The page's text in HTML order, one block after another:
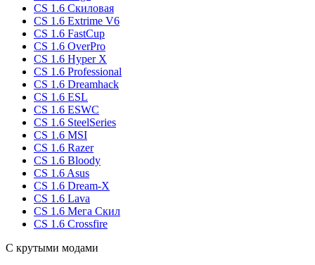
CS 1.6 Скиловая
CS 1.6 Extrime V6
CS 1.6 FastCup
CS 1.6 OverPro
CS 1.6 Hyper X
CS 1.6 Professional
CS 1.6 Dreamhack
CS 1.6 ESL
CS 1.6 ESWC
CS 1.6 SteelSeries
CS 1.6 MSI
CS 1.6 Razer
CS 1.6 Bloody
CS 1.6 Asus
CS 1.6 Dream-X
CS 1.6 Lava
CS 1.6 Мега Скил
CS 1.6 Crossfire
С крутыми модами